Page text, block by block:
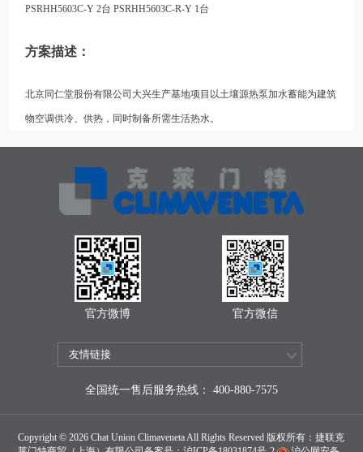
PSRHH5603C-Y 2台 PSRHH5603C-R-Y 1台
方案描述：
北京同仁堂股份有限公司大兴生产基地项目以土壤源热泵加水蓄能为建筑
物空调供冷、供热，同时制备所需生活热水。
官方微博 官方微信
全国统一售后服务热线： 400-880-7575
Copyright © 2026 Chat Union Climaveneta All Rights Reserved 版权所有：捷联克